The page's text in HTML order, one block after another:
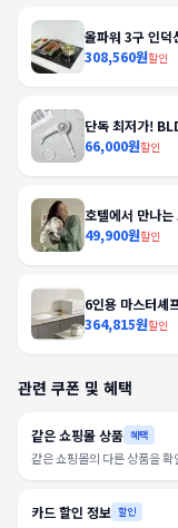
올파워 3구 인
308,560원할인
단독 최저가!
선풍기
66,000원할인
호텔에서 만나
물세트 포함)
49,900원할인
6인용 마스터셰
364,815원할인
관련 쿠폰 및 혜택
같은 쇼핑몰 상품 혜택
같은 쇼핑몰의 다른 상품을 확
카드 할인 정보 할인